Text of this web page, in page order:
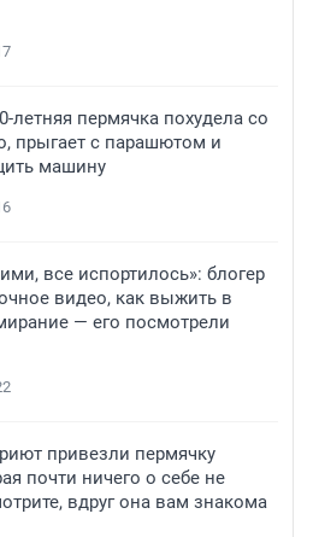
летняя пермячка похудела со
прыгает с парашютом и
машину
все испортилось»: блогер
видео, как выжить в
— его посмотрели
привезли пермячку
почти ничего о себе не
вдруг она вам знакома